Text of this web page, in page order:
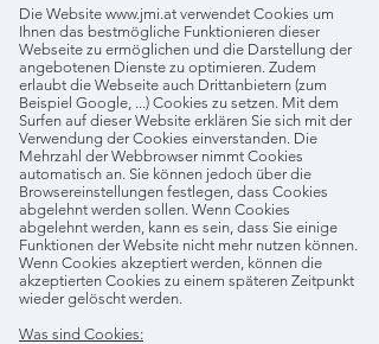
Die Website www.jmi.at verwendet Cookies um
Ihnen das bestmögliche Funktionieren dieser
Webseite zu ermöglichen und die Darstellung der
angebotenen Dienste zu optimieren. Zudem
erlaubt die Webseite auch Drittanbietern (zum
Beispiel Google, ...) Cookies zu setzen. Mit dem
Surfen auf dieser Website erklären Sie sich mit der
Verwendung der Cookies einverstanden. Die
Mehrzahl der Webbrowser nimmt Cookies
automatisch an. Sie können jedoch über die
Browsereinstellungen festlegen, dass Cookies
abgelehnt werden sollen. Wenn Cookies
abgelehnt werden, kann es sein, dass Sie einige
Funktionen der Website nicht mehr nutzen können.
Wenn Cookies akzeptiert werden, können die
akzeptierten Cookies zu einem späteren Zeitpunkt
wieder gelöscht werden.
Was sind Cookies: